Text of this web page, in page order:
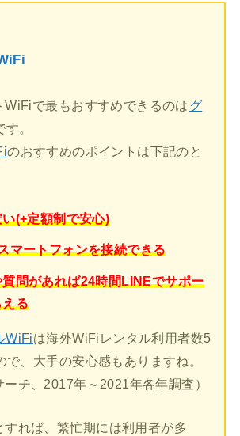
WiFiで最もおすすめできるのは グ
す。
のおすすめのポイントは下記のと
(+定額制で安心)
マートフォンを接続できる
質問があれば24時間LINEでサポー
える
WiFiは海外WiFiレンタル利用者数5
で、大手の安心感もありますね。
ーチ、2017年～2021年各年調査）
すれば、繁忙期には利用者が多